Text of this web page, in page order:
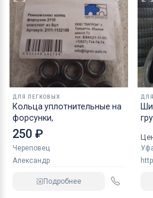
ДЛЯ ЛЕГКОВЫХ
Кольца уплотнительные на
форсунки,
250 ₽
Череповец
Александр
Подробнее